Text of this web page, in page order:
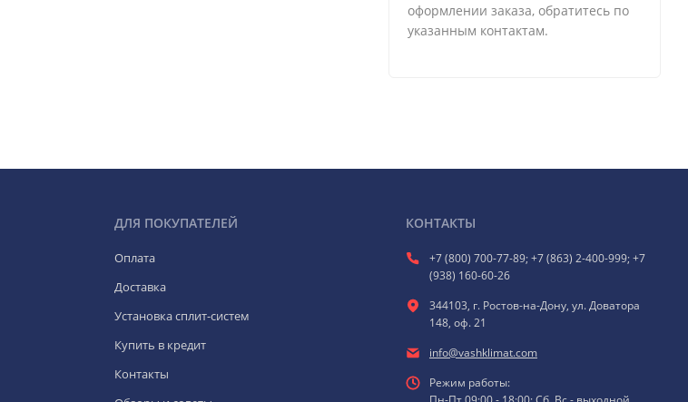
оформлении заказа, обратитесь по
указанным контактам.
ДЛЯ ПОКУПАТЕЛЕЙ
Оплата
Доставка
Установка сплит-систем
Купить в кредит
Контакты
КОНТАКТЫ
+7 (800) 700-77-89; +7 (863) 2-400-999; +7
(938) 160-60-26
344103, г. Ростов-на-Дону, ул. Доватора
148, оф. 21
info@vashklimat.com
Режим работы: